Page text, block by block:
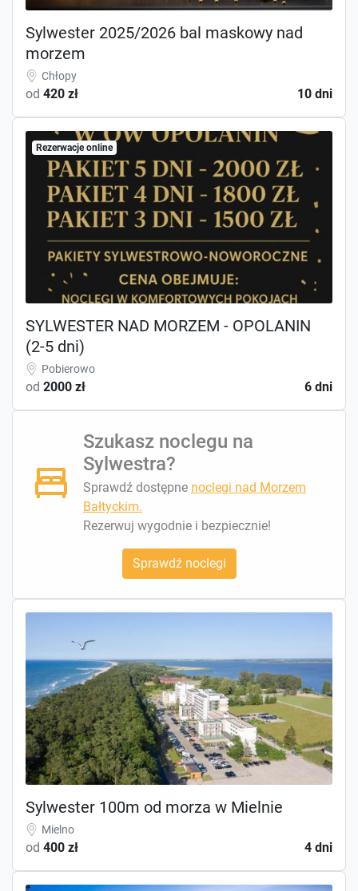
Sylwester 2025/2026 bal maskowy nad
morzem
Chłopy
od 420 zł 10 dni
Rezerwacje online
SYLWESTER NAD MORZEM - OPOLANIN
(2-5 dni)
Pobierowo
od 2000 zł 6 dni
Szukasz noclegu na
Sylwestra?
Sprawdź dostępne noclegi nad Morzem
Bałtyckim.
Rezerwuj wygodnie i bezpiecznie!
Sprawdź noclegi
Sylwester 100m od morza w Mielnie
Mielno
od 400 zł 4 dni